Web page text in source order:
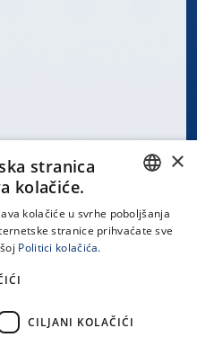
CROATIAN
×
stranica
kolačiće.
kolačiće u svrhe poboljšanja
stranice prihvaćate sve
Politici kolačića.
CILJANI KOLAČIĆI